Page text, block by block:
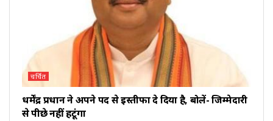
चर्चित
धर्मेंद्र प्रधान ने अपने पद से इस्तीफा दे दिया है, बोलें- जिम्मेदारी
से पीछे नहीं हटूंगा